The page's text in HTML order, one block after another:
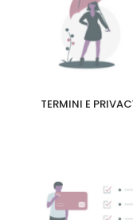
TERMINI E